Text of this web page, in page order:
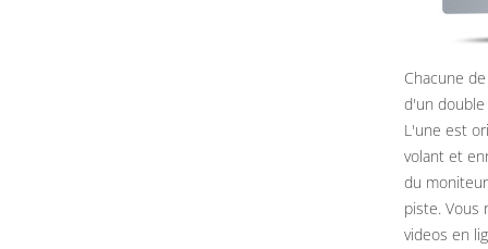
Chacune
d'un
L'une est
volant et
du
piste. Vous
videos en